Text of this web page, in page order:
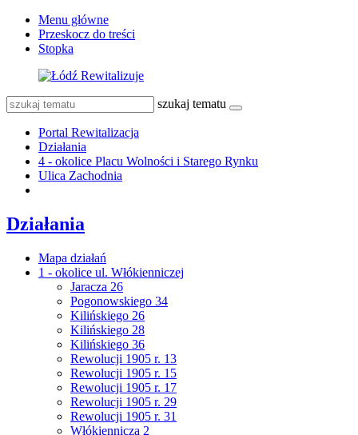
Menu główne
Przeskocz do treści
Stopka
szukaj tematu
Portal Rewitalizacja
Działania
4 - okolice Placu Wolności i Starego Rynku
Ulica Zachodnia
Działania
Mapa działań
1 - okolice ul. Włókienniczej
Jaracza 26
Pogonowskiego 34
Kilińskiego 26
Kilińskiego 28
Kilińskiego 36
Rewolucji 1905 r. 13
Rewolucji 1905 r. 15
Rewolucji 1905 r. 17
Rewolucji 1905 r. 29
Rewolucji 1905 r. 31
Włókiennicza 2